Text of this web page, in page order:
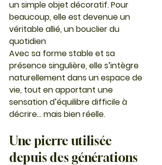
un simple objet décoratif. Pour
beaucoup, elle est devenue un
véritable allié, un bouclier du
quotidien
Avec sa forme stable et sa
présence singulière, elle s’intègre
naturellement dans un espace de
vie, tout en apportant une
sensation d’équilibre difficile à
décrire… mais bien réelle.
Une pierre utilisée
depuis des générations